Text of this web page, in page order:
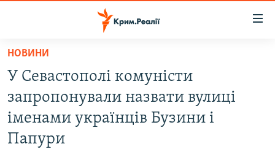
Перейти
основного
матеріалу
Перейти
до
основної
ВІДЕО ТА ФОТО
ПОЛІТИКА
НОВИНИ
У Севастополі комуністи
запропонували назвати вулиці
іменами українців Бузини і
Папури